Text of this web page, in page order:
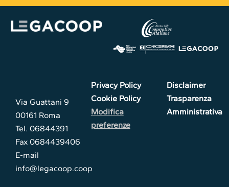
Via Guattani 9
00161 Roma
Tel. 06844391
Fax 0684439406
E-mail
info@legacoop.coop
Privacy Policy
Cookie Policy
Modifica
preferenze
Disclaimer
Trasparenza
Amministrativa